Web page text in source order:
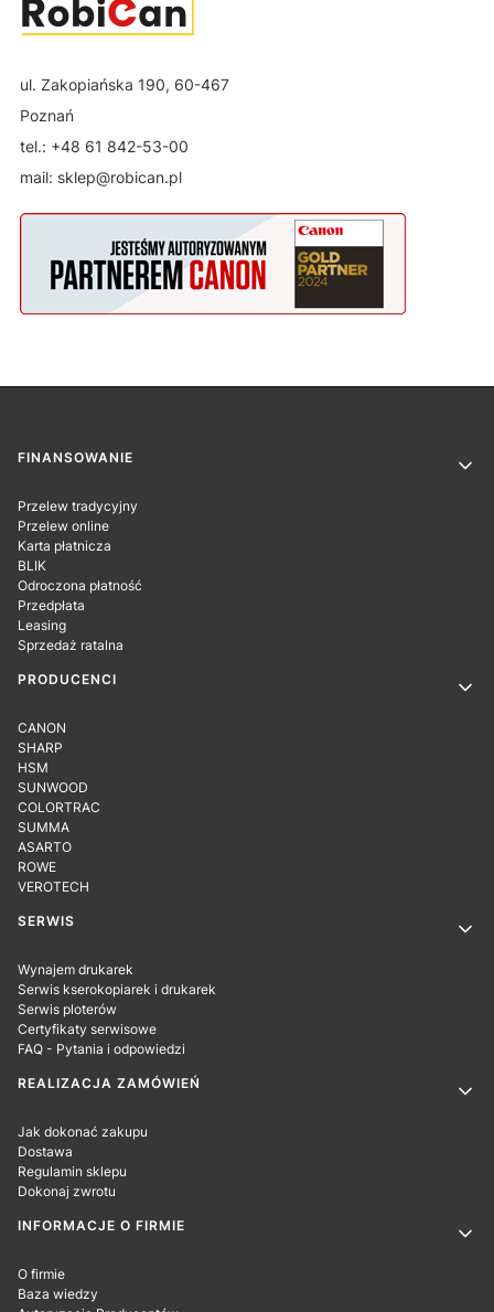
ul. Zakopiańska 190, 60-467
Poznań
tel.: +48 61 842-53-00
mail: sklep@robican.pl
Linki w stopce
FINANSOWANIE
Przelew tradycyjny
Przelew online
Karta płatnicza
BLIK
Odroczona płatność
Przedpłata
Leasing
Sprzedaż ratalna
PRODUCENCI
CANON
SHARP
HSM
SUNWOOD
COLORTRAC
SUMMA
ASARTO
ROWE
VEROTECH
SERWIS
Wynajem drukarek
Serwis kserokopiarek i drukarek
Serwis ploterów
Certyfikaty serwisowe
FAQ - Pytania i odpowiedzi
REALIZACJA ZAMÓWIEŃ
Jak dokonać zakupu
Dostawa
Regulamin sklepu
Dokonaj zwrotu
INFORMACJE O FIRMIE
O firmie
Baza wiedzy